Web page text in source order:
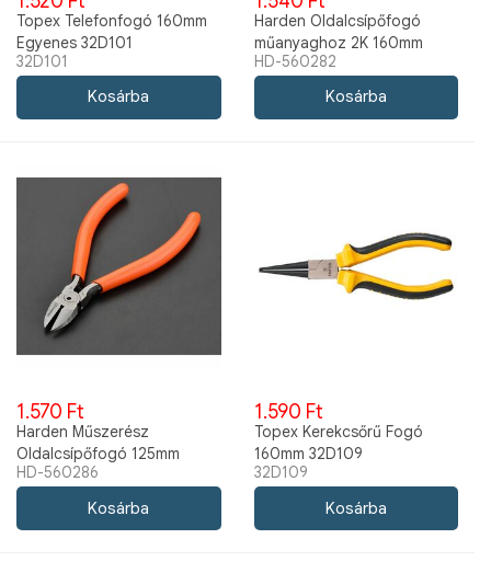
Topex Telefonfogó 160mm
Egyenes 32D101
32D101
Harden Oldalcsípőfogó
műanyaghoz 2K 160mm
560282
HD-560282
1.570 Ft
Harden Műszerész
Oldalcsípőfogó 125mm
560286
HD-560286
1.590 Ft
Topex Kerekcsőrű Fogó
160mm 32D109
32D109